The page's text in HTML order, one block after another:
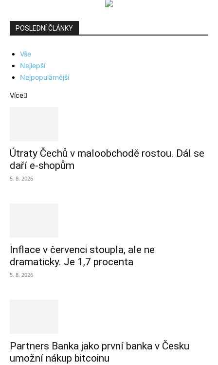
POSLEDNÍ ČLÁNKY
Vše
Nejlepší
Nejpopulárnější
Více
Útraty Čechů v maloobchodě rostou. Dál se
daří e-shopům
5. 8. 2026
Inflace v červenci stoupla, ale ne
dramaticky. Je 1,7 procenta
5. 8. 2026
Partners Banka jako první banka v Česku
umožní nákup bitcoinu